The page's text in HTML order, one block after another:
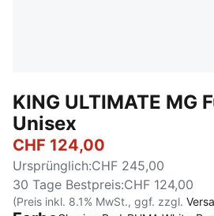
KING ULTIMATE MG
Unisex
CHF 124,00
Ursprünglich:CHF 245,00
30 Tage Bestpreis:CHF 124,00
(Preis inkl. 8.1% MwSt., ggf. zzgl.